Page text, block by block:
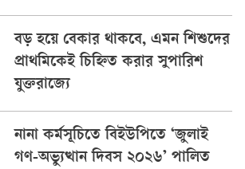
বড় হয়ে বেকার থাকবে, এমন শিশুদের
প্রাথমিকেই চিহ্নিত করার সুপারিশ
যুক্তরাজ্যে
নানা কর্মসূচিতে বিইউপিতে ‘জুলাই
গণ-অভ্যুত্থান দিবস ২০২৬’ পালিত